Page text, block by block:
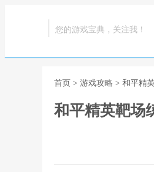
您的游戏宝典，关注我！
首页 > 游戏攻略 > 和平精
和平精英靶场